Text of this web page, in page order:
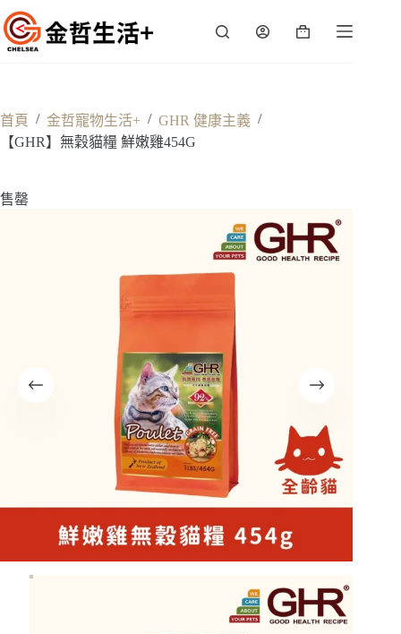
跳
至
主
容
購
首頁 / 金哲寵物生活+ / GHR 健康主義 /
【GHR】無穀貓糧 鮮嫩雞454G
售罄